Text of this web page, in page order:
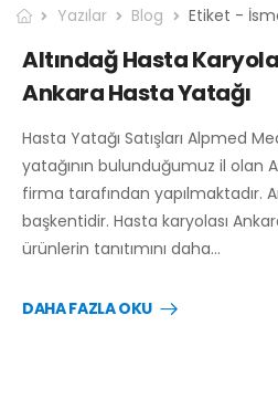
Yazılar Blog Etiket -
Altındağ Hasta
Ankara Hasta Yatağı
Hasta Yatağı Satışları Alpmed
yatağının bulunduğumuz il olan
firma tarafından yapılmaktadır.
başkentidir. Hasta karyolası
ürünlerin tanıtımını daha…
DAHA FAZLA OKU